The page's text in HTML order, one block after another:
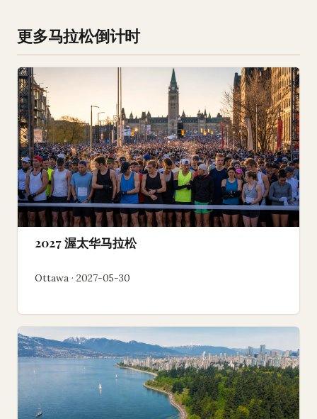
更多马拉松倒计时
2027 渥太华马拉松
Ottawa · 2027-05-30